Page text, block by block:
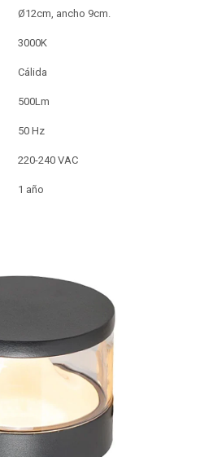
Ø12cm, ancho 9cm.
3000K
Cálida
500Lm
50 Hz
220-240 VAC
1 año